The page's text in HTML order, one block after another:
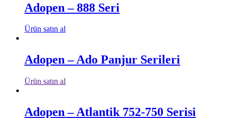
Adopen – 888 Seri
Ürün satın al
Adopen – Ado Panjur Serileri
Ürün satın al
Adopen – Atlantik 752-750 Serisi